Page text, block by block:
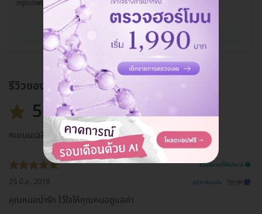
กรุงเทพมหานคร 10140
ดูรายละเอียด
รีวิวของแพ็กเกจ
5.0
คะแนนเฉลี่ย
รีวิวสถานที่ให้บริการ 🏥
25 มี.ค. 2018 ดูรีวิวต้นฉบับ
คุณหมอน่ารัก ไว้ใจให้คุณหมอดูแลค่า